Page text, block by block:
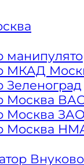
из
МКАД
Зеленоград
Москва
Москва
Москва
Внуково